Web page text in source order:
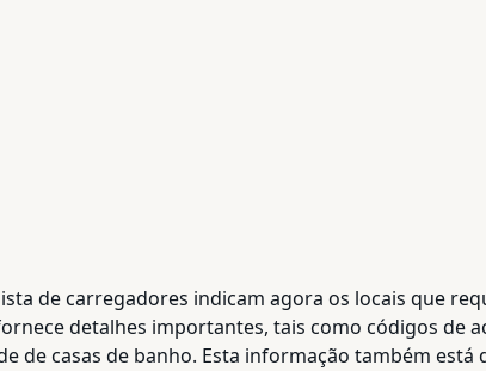
de carregadores indicam agora os locais que
detalhes importantes, tais como códigos de
casas de banho. Esta informação também está